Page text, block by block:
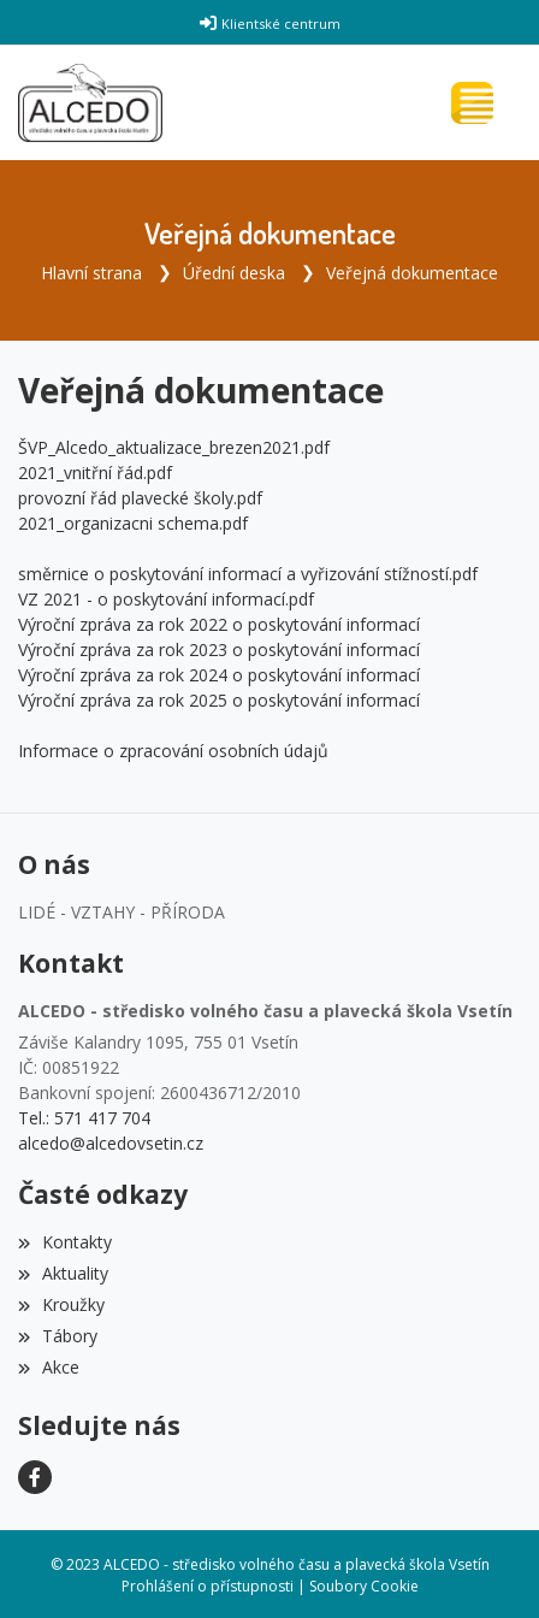
Klientské centrum
Veřejná dokumentace
Hlavní strana Úřední deska Veřejná dokumentace
Veřejná dokumentace
ŠVP_Alcedo_aktualizace_brezen2021.pdf
2021_vnitřní řád.pdf
provozní řád plavecké školy.pdf
2021_organizacni schema.pdf
směrnice o poskytování informací a vyřizování stížností.pdf
VZ 2021 - o poskytování informací.pdf
Výroční zpráva za rok 2022 o poskytování informací
Výroční zpráva za rok 2023 o poskytování informací
Výroční zpráva za rok 2024 o poskytování informací
Výroční zpráva za rok 2025 o poskytování informací
Informace o zpracování osobních údajů
O nás
LIDÉ - VZTAHY - PŘÍRODA
Kontakt
ALCEDO - středisko volného času a plavecká škola Vsetín
Záviše Kalandry 1095, 755 01 Vsetín
IČ: 00851922
Bankovní spojení: 2600436712/2010
Tel.: 571 417 704
alcedo@alcedovsetin.cz
Časté odkazy
Kontakty
Aktuality
Kroužky
Tábory
Akce
Sledujte nás
© 2023 ALCEDO - středisko volného času a plavecká škola Vsetín
Prohlášení o přístupnosti | Soubory Cookie